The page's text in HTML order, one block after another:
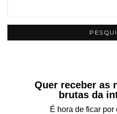
Quer receber as
brutas da
É hora de ficar por